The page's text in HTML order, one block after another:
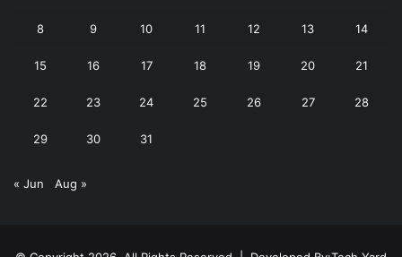
8 9 10 11 12 13 14
15 16 17 18 19 20 21
22 23 24 25 26 27 28
29 30 31
« Jun Aug »